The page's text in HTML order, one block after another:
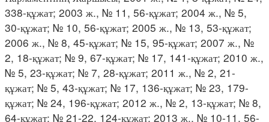
338-құжат; 2003 ж., № 11, 56-құжат; 2004 ж., № 5,
30-құжат; № 10, 56-құжат; 2005 ж., № 13, 53-құжат;
2006 ж., № 8, 45-құжат; № 15, 95-құжат; 2007 ж., №
2, 18-құжат; № 9, 67-құжат; № 17, 141-құжат; 2010 ж.,
№ 5, 23-құжат; № 7, 28-құжат; 2011 ж., № 2, 21-
құжат; № 5, 43-құжат; № 17, 136-құжат; № 23, 179-
құжат; № 24, 196-құжат; 2012 ж., № 2, 13-құжат; № 8,
64-құжат; № 21-22, 124-құжат; 2013 ж., № 10-11, 56-